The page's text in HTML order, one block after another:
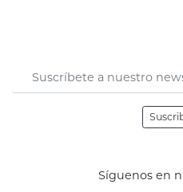
Síguenos en